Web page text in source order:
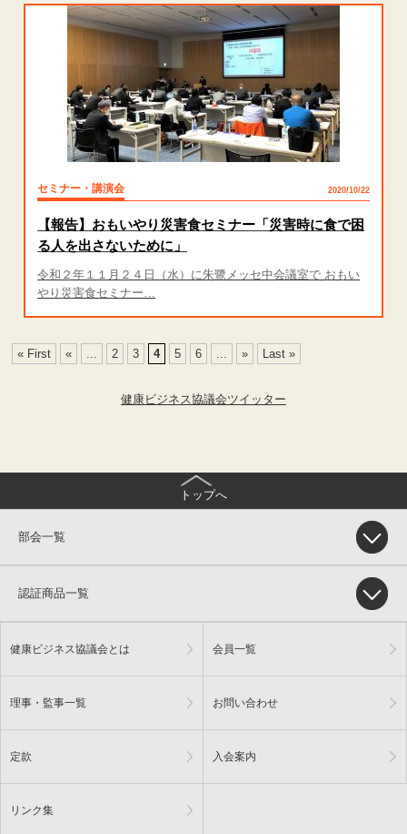
セミナー・講演会 2020/10/22
【報告】おもいやり災害食セミナー「災害時に食で困
る人を出さないために」
令和２年１１月２４日（水）に朱鷺メッセ中会議室で おもい
やり災害食セミナー…
« First « 2 3 4 5 6 » Last »
健康ビジネス協議会ツイッター
トップへ
部会一覧
認証商品一覧
健康ビジネス協議会とは 会員一覧
理事・監事一覧 お問い合わせ
定款 入会案内
リンク集